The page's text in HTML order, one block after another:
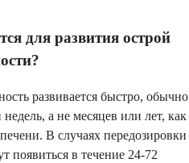
для развития острой
развивается быстро, обычно
а не месяцев или лет, как
В случаях передозировки
появиться в течение 24-72